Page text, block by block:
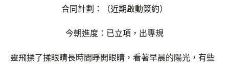
合同計劃：（近期啟動簽約）
今朝進度：已立項，出專規
靈飛揉了揉眼睛長時間睜開眼睛，看著早晨的陽光，有些